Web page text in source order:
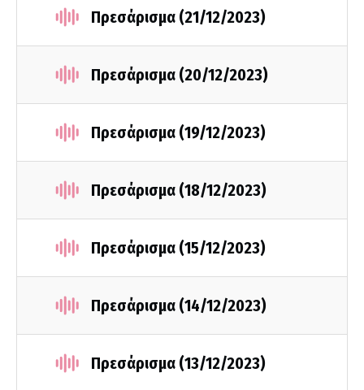
Πρεσάρισμα (21/12/2023)
Πρεσάρισμα (20/12/2023)
Πρεσάρισμα (19/12/2023)
Πρεσάρισμα (18/12/2023)
Πρεσάρισμα (15/12/2023)
Πρεσάρισμα (14/12/2023)
Πρεσάρισμα (13/12/2023)